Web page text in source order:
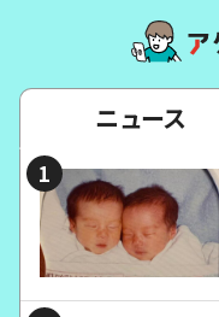
ニュース